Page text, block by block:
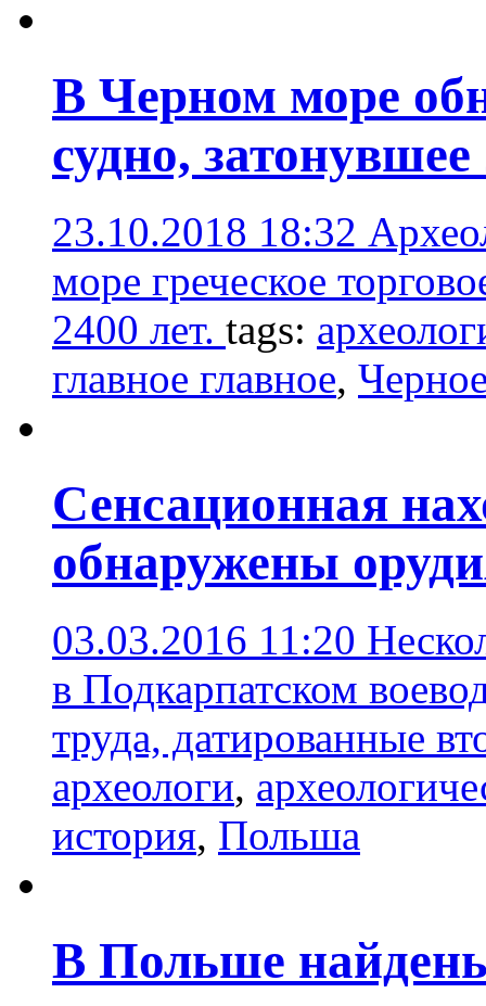
В Черном море
судно,
23.10.2018 18:32
море греческое
2400 лет. tags:
главное главное,
Сенсационная
обнаружены
03.03.2016 11:20
в Подкарпатском
труда, датированные
археологи,
история, Польша
В Польше